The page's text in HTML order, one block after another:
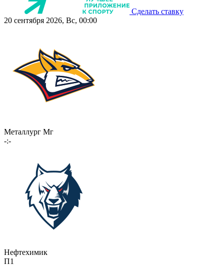
Сделать ставку
20 сентября 2026, Вс, 00:00
Металлург Мг
-:-
Нефтехимик
П1